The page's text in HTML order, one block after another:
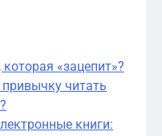
«зацепит»?
читать
книги: